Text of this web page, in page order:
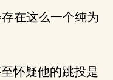
在这么一个纯为
怀疑他的跳投是